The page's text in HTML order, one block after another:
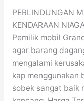
PERLINDUNGAN
KENDARAAN
Pemilik mobil
agar barang
mengalami
kap menggunakan
sobek sangat baik